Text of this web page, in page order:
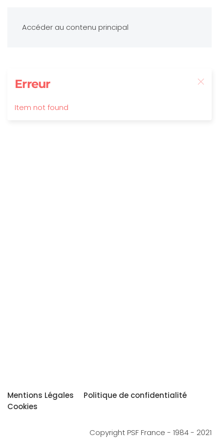
Accéder au contenu principal
Erreur
Item not found
Mentions Légales
Politique de confidentialité
Cookies
Copyright PSF France - 1984 - 2021